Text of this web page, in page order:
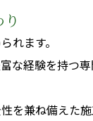
れます。
な経験を持つ
を兼ね備えた施